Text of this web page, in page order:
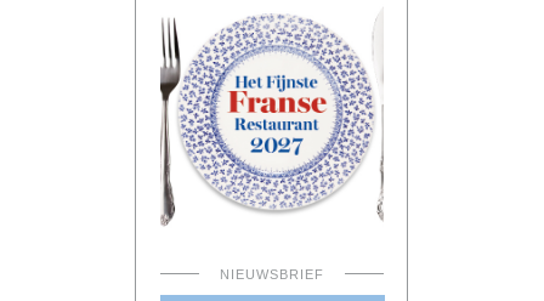
NIEUWSBRIEF